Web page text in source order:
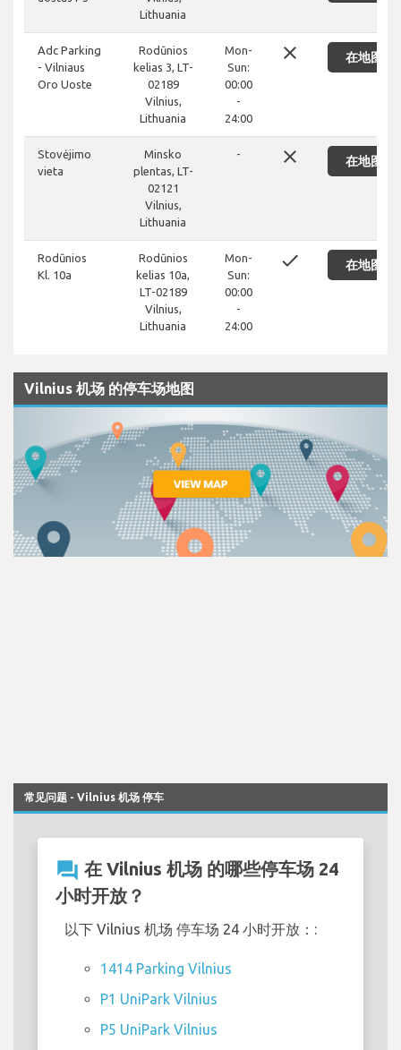
Lithuania
Adc Parking
- Vilniaus
Oro Uoste
Rodūnios
kelias 3, LT-
02189
Vilnius,
Lithuania
Mon-
Sun:
00:00
-
24:00
close 在地图上
Stovėjimo
vieta
Minsko
plentas, LT-
02121
Vilnius,
Lithuania
- close 在地图上
Rodūnios
Kl. 10a
Rodūnios
kelias 10a,
LT-02189
Vilnius,
Lithuania
Mon-
Sun:
00:00
-
24:00
done 在地图上
Vilnius 机场 的停车场地图
常见问题 - Vilnius 机场 停车
question_answer 在 Vilnius 机场 的哪些停车场 24
小时开放？
以下 Vilnius 机场 停车场 24 小时开放：:
1414 Parking Vilnius
P1 UniPark Vilnius
P5 UniPark Vilnius